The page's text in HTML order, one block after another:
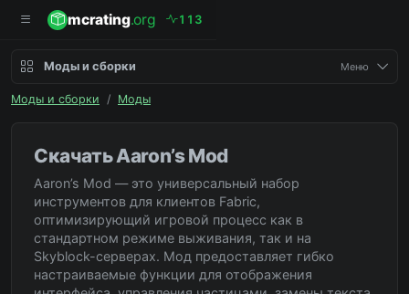
mcrating.org 1 1 3
Моды и сборки Меню
Моды и сборки / Моды
Скачать Aaron’s Mod
Aaron’s Mod — это универсальный набор
инструментов для клиентов Fabric,
оптимизирующий игровой процесс как в
стандартном режиме выживания, так и на
Skyblock-серверах. Мод предоставляет гибко
настраиваемые функции для отображения